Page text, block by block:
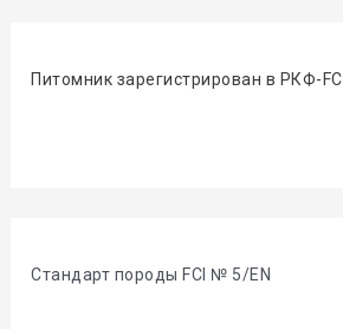
Питомник зарегистрирован в РКФ-FCI
Стандарт породы FCI № 5/EN